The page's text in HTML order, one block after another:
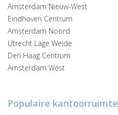
Amsterdam Nieuw-West
Eindhoven Centrum
Amsterdam Noord
Utrecht Lage Weide
Den Haag Centrum
Amsterdam West
Populaire